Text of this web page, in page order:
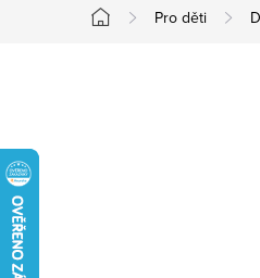
Domů
Pro děti